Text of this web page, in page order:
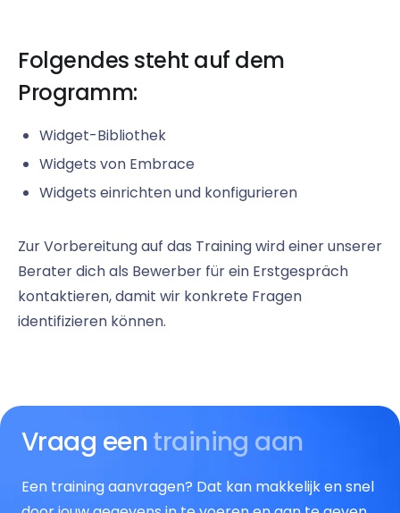
Folgendes steht auf dem
Programm:
Widget-Bibliothek
Widgets von Embrace
Widgets einrichten und konfigurieren
Zur Vorbereitung auf das Training wird einer unserer
Berater dich als Bewerber für ein Erstgespräch
kontaktieren, damit wir konkrete Fragen
identifizieren können.
Vraag eentraining aan
Een training aanvragen? Dat kan makkelijk en snel